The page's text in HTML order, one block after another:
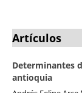
Artículos
Determinantes
antioquia